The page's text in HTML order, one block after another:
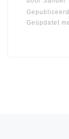
Gepubliceerd
Geüpdatet